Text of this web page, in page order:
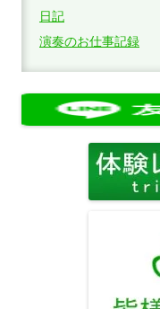
日記
演奏のお仕事記録